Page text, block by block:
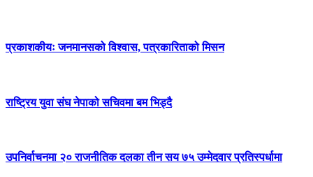
प्रकाशकीयः जनमानसको विश्वास, पत्रकारिताको मिसन
राष्ट्रिय युवा संघ नेपाको सचिवमा बम भिड्दै
उपनिर्वाचनमा २० राजनीतिक दलका तीन सय ७५ उम्मेदवार प्रतिस्पर्धामा